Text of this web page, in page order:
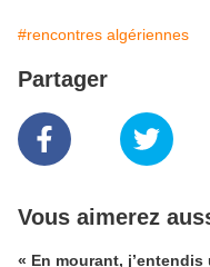
#rencontres algériennes
Partager
Vous aimerez
« En mourant, j’entendis